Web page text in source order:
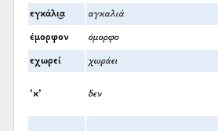
εγκάλι͜α αγκαλιά
έμορφον όμορφο
εχωρεί χωράει
’κ’ δεν